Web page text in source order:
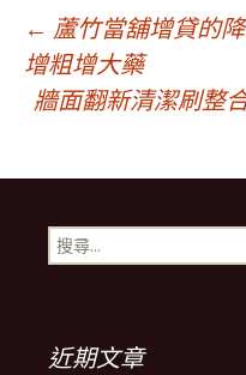
文
章
導
航
列
← 蘆竹當舖增貸的
增粗增大藥
牆面翻新清潔刷整
搜
尋
近期文章